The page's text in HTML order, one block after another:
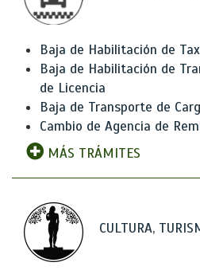
Baja de Habilitación de
Baja de Habilitación de
de Licencia
Baja de Transporte de
Cambio de Agencia de
MÁS TRÁMITES
CULTURA,